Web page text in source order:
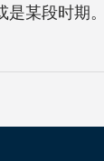
某段时期
至关重要。